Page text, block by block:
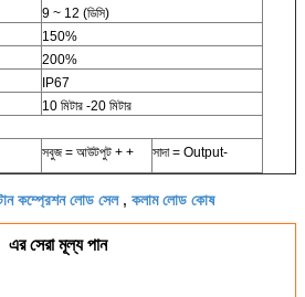
9 ~ 12 (ডিসি)
150%
200%
IP67
10 মিটার -20 মিটার
সবুজ = আউটপুট + + সাদা = Output-
কম্প্রেশন লোড সেল, কলাম লোড কোষ
এর সেরা মূল্য পান